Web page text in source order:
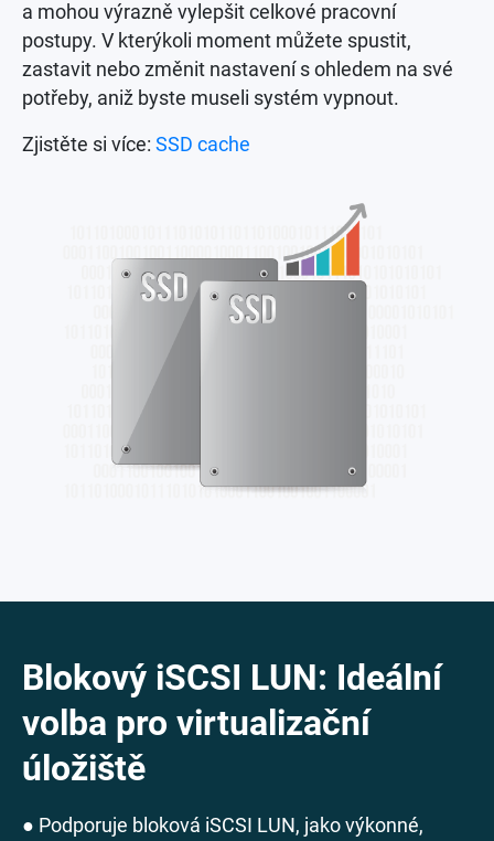
a mohou výrazně vylepšit celkové pracovní
postupy. V kterýkoli moment můžete spustit,
zastavit nebo změnit nastavení s ohledem na své
potřeby, aniž byste museli systém vypnout.
Zjistěte si více: SSD cache
Blokový iSCSI LUN: Ideální
volba pro virtualizační
úložiště
● Podporuje bloková iSCSI LUN, jako výkonné,